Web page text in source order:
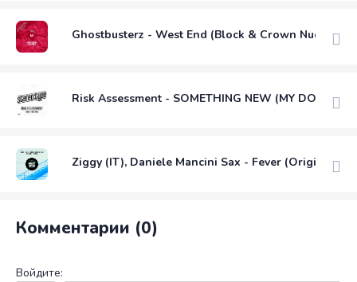
Ghostbusterz - West End (Block & Crown Nudisco
Risk Assessment - SOMETHING NEW (MY DONNA)
Ziggy (IT), Daniele Mancini Sax - Fever (Original
Комментарии (0)
Войдите: